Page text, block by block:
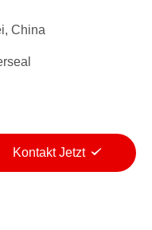
China
Kontakt Jetzt